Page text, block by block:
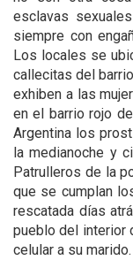
esclavas
siempre con
Los locales se
callecitas del
exhiben a las
en el barrio rojo
Argentina los
la medianoche y
Patrulleros de la
que se cumplan
rescatada días
pueblo del interior
celular a su